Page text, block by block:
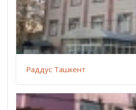
Раддус Ташкент